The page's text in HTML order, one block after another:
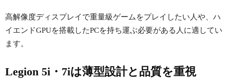
高解像度ディスプレイで重量級ゲームをプレイしたい人や、ハ
イエンドGPUを搭載したPCを持ち運ぶ必要がある人に適してい
ます。
Legion 5i・7iは薄型設計と品質を重視